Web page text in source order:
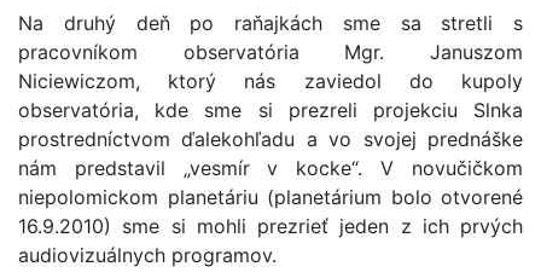
Na druhý deň po raňajkách sme sa stretli s
pracovníkom observatória Mgr. Januszom
Niciewiczom, ktorý nás zaviedol do kupoly
observatória, kde sme si prezreli projekciu Slnka
prostredníctvom ďalekohľadu a vo svojej prednáške
nám predstavil „vesmír v kocke“. V novučičkom
niepolomickom planetáriu (planetárium bolo otvorené
16.9.2010) sme si mohli prezrieť jeden z ich prvých
audiovizuálnych programov.